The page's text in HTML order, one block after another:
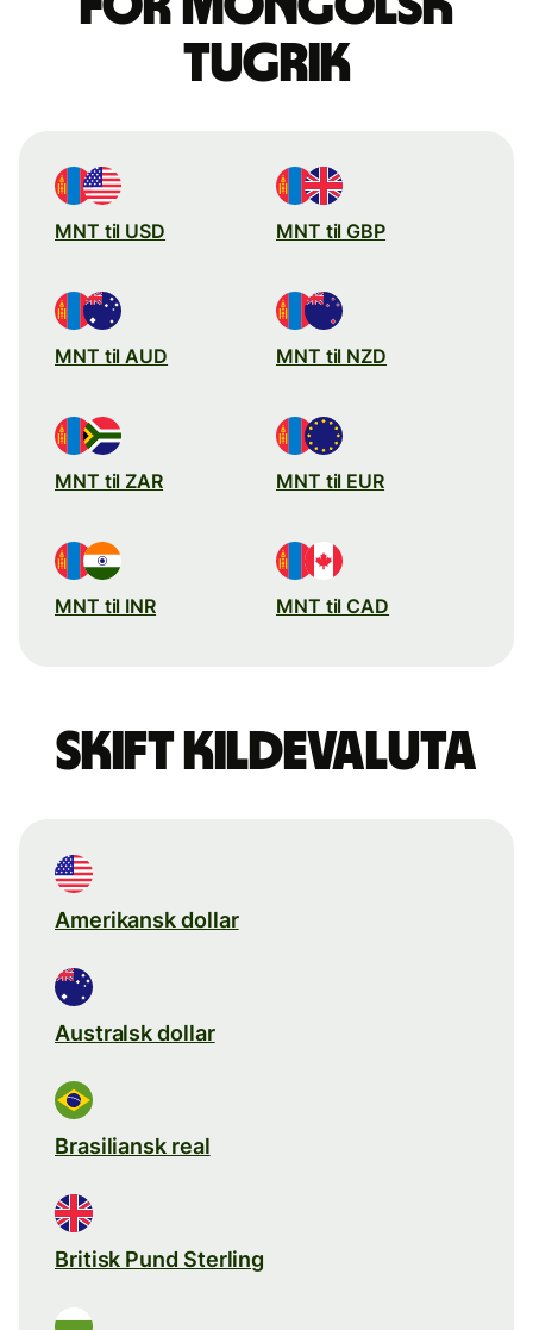
tugrik
MNT til USD MNT til GBP
MNT til AUD MNT til NZD
MNT til ZAR MNT til EUR
MNT til INR MNT til CAD
Skift kildevaluta
Amerikansk dollar
Australsk dollar
Brasiliansk real
Britisk Pund Sterling